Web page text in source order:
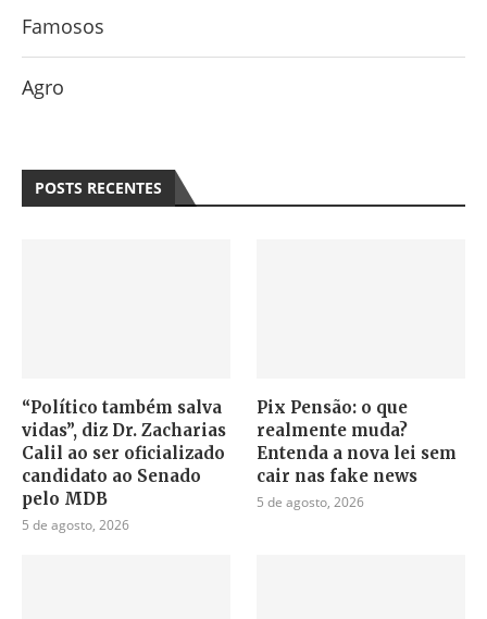
Famosos
Agro
POSTS RECENTES
“Político também salva
vidas”, diz Dr. Zacharias
Calil ao ser oficializado
candidato ao Senado
pelo MDB
5 de agosto, 2026
Pix Pensão: o que
realmente muda?
Entenda a nova lei sem
cair nas fake news
5 de agosto, 2026